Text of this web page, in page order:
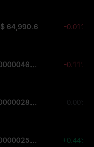
$ 64,990.6 -0.01%
$ 0.000004667 -0.11%
$ 0.000002875 0.00%
$ 0.000002535 +0.44%